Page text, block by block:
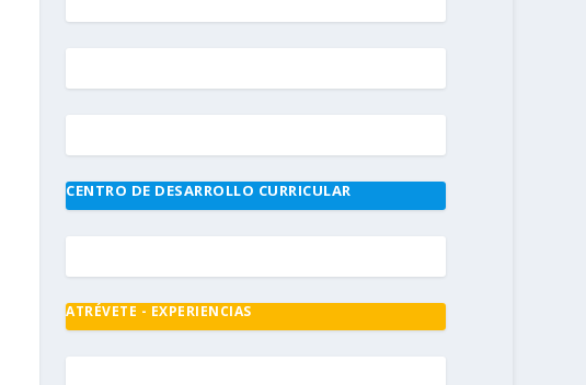
CENTRO DE DESARROLLO CURRICULAR
ATRÉVETE - EXPERIENCIAS